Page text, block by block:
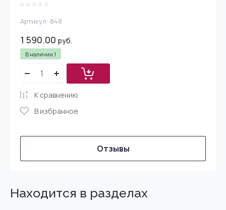
Артикул: 848
В наличии 1
1 590.00 руб.
К сравнению
В избранное
Отзывы
Находится в разделах